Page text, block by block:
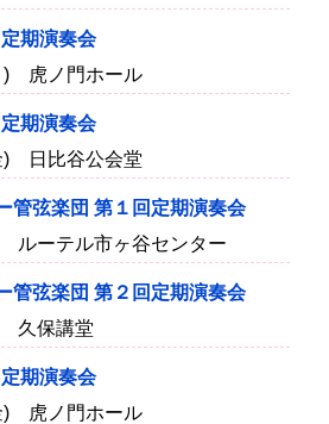
期演奏会
) 虎ノ門ホール
期演奏会
) 日比谷公会堂
管弦楽団 第１回定期演奏会
ルーテル市ヶ谷センター
管弦楽団 第２回定期演奏会
久保講堂
期演奏会
) 虎ノ門ホール